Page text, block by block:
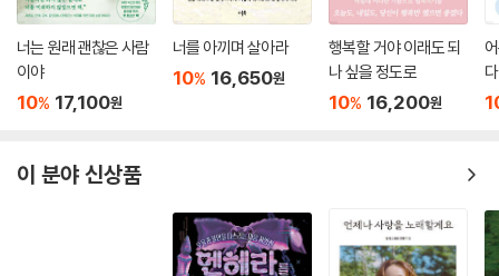
너는 원래 괜찮은 사람
이야
10% 17,100원
너를 아끼며 살아라
10% 16,650원
행복할 거야 이래도 되
나 싶을 정도로
10% 16,200원
다
이 분야 신상품